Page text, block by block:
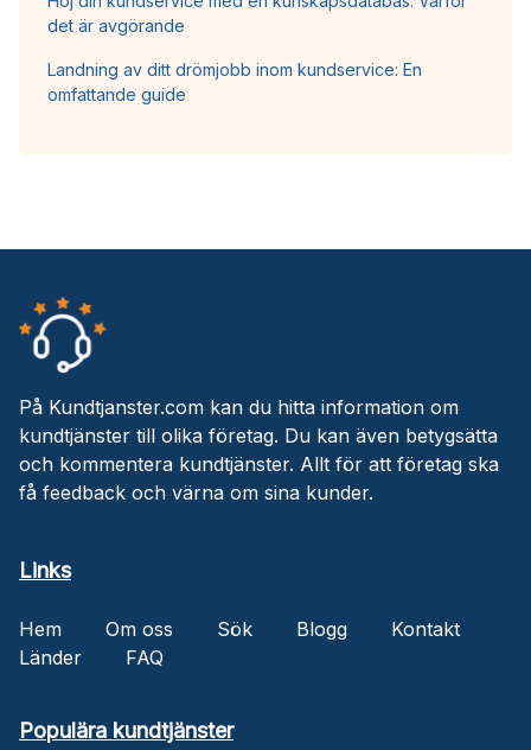
det är avgörande
Landning av ditt drömjobb inom kundservice: En
omfattande guide
På Kundtjanster.com kan du hitta information om
kundtjänster till olika företag. Du kan även betygsätta
och kommentera kundtjänster. Allt för att företag ska
få feedback och värna om sina kunder.
Links
Hem Om oss Sök Blogg
Kontakt
Länder
FAQ
Populära kundtjänster